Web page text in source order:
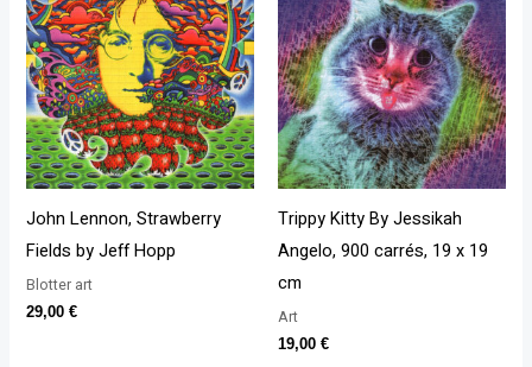
John Lennon, Strawberry
Fields by Jeff Hopp
Blotter art
29,00€
Trippy Kitty By Jessikah
Angelo, 900 carrés, 19 x 19
cm
Art
19,00 €